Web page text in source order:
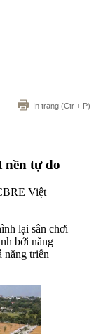
In trang (Ctr + P)
nền tự do
Việt
lại sân chơi
bởi năng
năng triển